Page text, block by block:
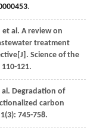
.
et al. A review on
treatment
Science of the
110-121.
al. Degradation of
carbon
1(3): 745-758.